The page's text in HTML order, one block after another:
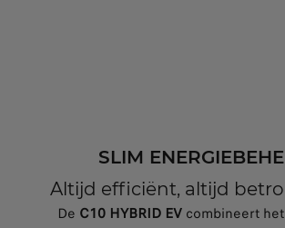
SLIM
Altijd efficiënt, altijd
De C10 HYBRID EV combineert